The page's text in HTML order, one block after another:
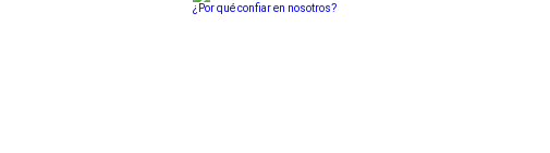
¿Por qué confiar en nosotros?